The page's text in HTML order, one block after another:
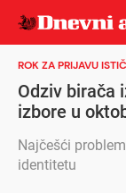
ROK ZA PRIJAVU
Odziv birača
izbore u
Najčešći
identitetu